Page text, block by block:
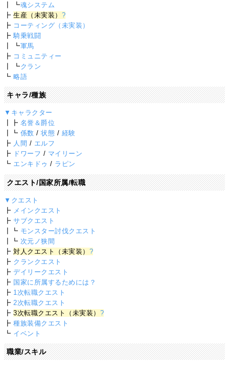
┃ ┗魂システム
┣生産（未実装） ?
┣ コーティング（未実装）
┣騎乗戦闘
┃ ┗軍馬
┣ コミュニティー
┃ ┗クラン
┗略語
キャラ/種族
▼キャラクター
┃┣ 名誉＆爵位
┃┗ 係数 /状態 / 経験
┣ 人間 / エルフ
┣ ドワーフ / マイリーン
┗ エンキドゥ / ラピン
クエスト/国家所属/転職
▼クエスト
┣ メインクエスト
┣サブクエスト
┃┗ モンスター討伐クエスト
┃┗ 次元ノ狭間
┣対人クエスト（未実装） ?
┣ クランクエスト
┣デイリークエスト
┣ 国家に所属するためには？
┣ 1次転職クエスト
┣ 2次転職クエスト
┣3次転職クエスト（未実装） ?
┣種族装備クエスト
┗ イベント
職業/スキル